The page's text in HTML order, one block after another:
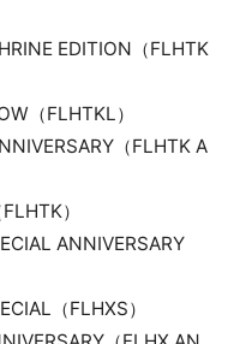
EDITION（FLHTK
（FLHTKL）
（FLHTK A
）
ANNIVERSARY
（FLHXS）